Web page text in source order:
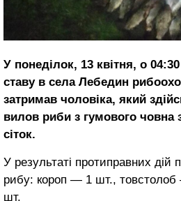
У понеділок, 13 квітня, о
ставу в села Лебедин
затримав чоловіка, який
вилов риби з гумового човна
сіток.
У результаті протиправних дій
рибу: короп — 1 шт.,
шт.